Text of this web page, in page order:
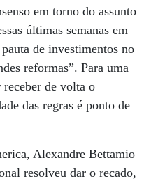
em torno do assunto
últimas semanas em
de investimentos no
reformas”. Para uma
receber de volta o
das regras é ponto de
Alexandre Bettamio
resolveu dar o recado,